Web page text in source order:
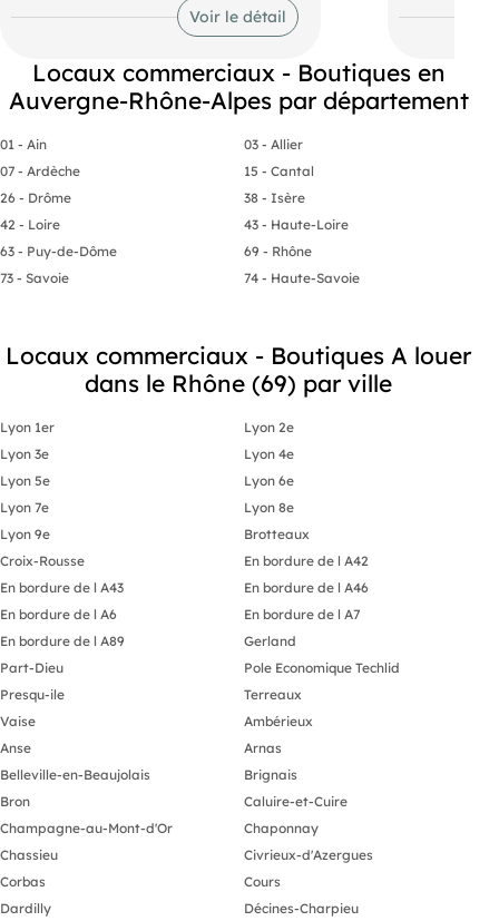
d'environ 168 m² offre un fort potentiel
d'aménagement pour de nombreuses
présence d'une gaine 400 mm, concept
store, showroom ou commerce
spécialisé.
Tram Ligne T1 station "Halle Tony
Garnier" au pied de l'immeuble Bus
Nombreuses lignes Métro Métro : Ligne
B à 5 min : stations Debourg/Stade de
Gerland Route Accès : Pont Pasteur,
Quais du Rhône, accès immédiat A7-
E15 et axe périphérique SNCF La Part-
Dieu à 20 min par le métro B Station
Vélo'v à proximité
Voir le détail
détail, de
offre un
d'aménager
besoins.
Locaux commerciaux - Boutiques en
Auvergne-Rhône-Alpes par département
01 - Ain
03 - Allier
07 - Ardèche
15 - Cantal
26 - Drôme
38 - Isère
42 - Loire
43 - Haute-Loire
63 - Puy-de-Dôme
69 - Rhône
73 - Savoie
74 - Haute-Savoie
Locaux commerciaux - Boutiques A louer
dans le Rhône (69) par ville
Lyon 1er
Lyon 2e
Lyon 3e
Lyon 4e
Lyon 5e
Lyon 6e
Lyon 7e
Lyon 8e
Lyon 9e
Brotteaux
Croix-Rousse
En bordure de l A42
En bordure de l A43
En bordure de l A46
En bordure de l A6
En bordure de l A7
En bordure de l A89
Gerland
Part-Dieu
Pole Economique Techlid
Presqu-ile
Terreaux
Vaise
Ambérieux
Anse
Arnas
Belleville-en-Beaujolais
Brignais
Bron
Caluire-et-Cuire
Champagne-au-Mont-d'Or
Chaponnay
Chassieu
Civrieux-d'Azergues
Corbas
Cours
Dardilly
Décines-Charpieu